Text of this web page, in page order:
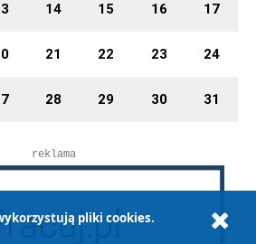
14 15 16 17
21 22 23 24
28 29 30 31
reklama
pliki cookies.